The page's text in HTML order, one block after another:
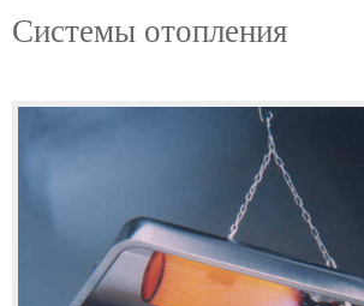
Системы отопления